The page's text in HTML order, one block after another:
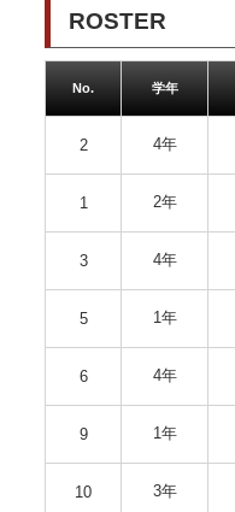
ROSTER
No. 学年
2 4年
1 2年
3 4年
5 1年
6 4年
9 1年
10 3年